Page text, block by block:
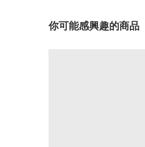
你可能感興趣的商品